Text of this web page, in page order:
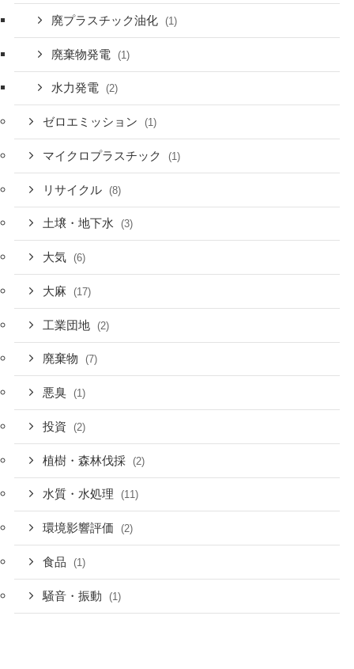
廃プラスチック油化 (1)
廃棄物発電 (1)
水力発電 (2)
ゼロエミッション (1)
マイクロプラスチック (1)
リサイクル (8)
土壌・地下水 (3)
大気 (6)
大麻 (17)
工業団地 (2)
廃棄物 (7)
悪臭 (1)
投資 (2)
植樹・森林伐採 (2)
水質・水処理 (11)
環境影響評価 (2)
食品 (1)
騒音・振動 (1)